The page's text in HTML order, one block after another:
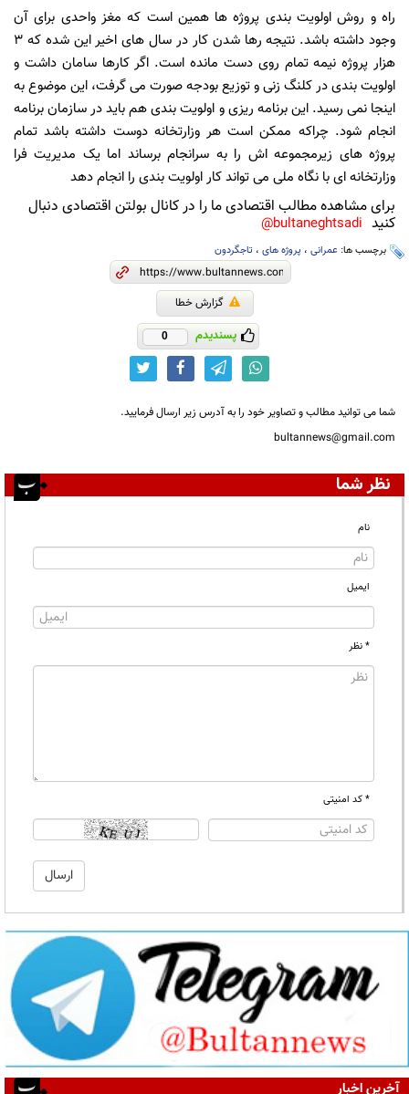
راه و روش اولویت بندی پروژه ها همین است که مغز واحدی برای آن
وجود داشته باشد. نتیجه رها شدن کار در سال های اخیر این شده که 3
هزار پروژه نیمه تمام روی دست مانده است. اگر کارها سامان داشت و
اولویت بندی در کلنگ زنی و توزیع بودجه صورت می گرفت، این موضوع به
اینجا نمی رسید. این برنامه ریزی و اولویت بندی هم باید در سازمان برنامه
انجام شود. چراکه ممکن است هر وزارتخانه دوست داشته باشد تمام
پروژه های زیرمجموعه اش را به سرانجام برساند اما یک مدیریت فرا
وزارتخانه ای با نگاه ملی می تواند کار اولویت بندی را انجام دهد
برای مشاهده مطالب اقتصادی ما را در کانال بولتن اقتصادی دنبال
کنید bultaneghtsadi@
برچسب ها: عمرانی ، پروژه های ، تاجگردون
گزارش خطا
پسندیدم 0
شما می توانید مطالب و تصاویر خود را به آدرس زیر ارسال فرمایید.
bultannews@gmail.com
نظر شما
نام
ایمیل
* نظر
* کد امنیتی
آخرین اخبار